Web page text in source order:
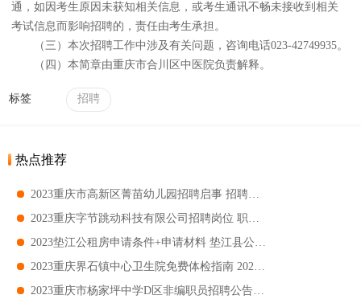
通，如因考生原因未获知相关信息，或考生通讯不畅未接收到相关
考试信息而影响招聘的，责任由考生承担。
（三）本次招聘工作中涉及有关问题，咨询电话023-42749935。
（四）本简章由重庆市合川区中医院负责解释。
标签 招聘
热点推荐